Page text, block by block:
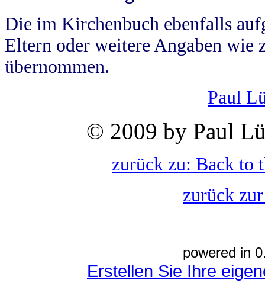
Die im Kirchenbuch ebenfalls
Eltern oder weitere Angaben wie
übernommen.
Paul
© 2009 by Paul
zurück zu: Back to
zurück
powered in
Erstellen Sie Ihre